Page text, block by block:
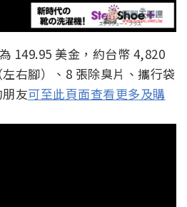
149.95 美金，約台幣 4,820
右腳）、8 張除臭片、攜行袋
友可至此頁面查看更多及購